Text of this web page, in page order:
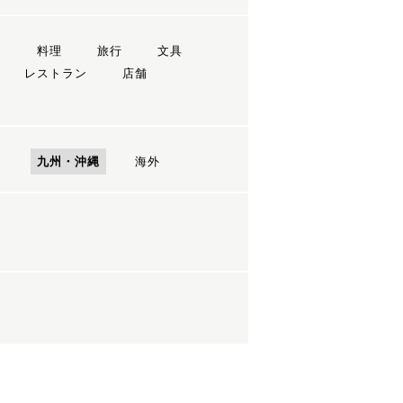
料理 旅行
文具
レストラン
店舗
九州・沖縄 海外